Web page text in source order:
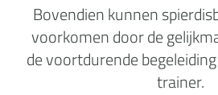
Bovendien kunnen
voorkomen door de
de voortdurende
trainer.